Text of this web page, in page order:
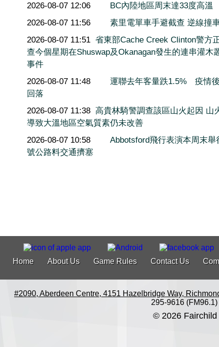
2026-08-07 12:06
BC內陸地區周末達33度高溫
2026-08-07 11:56
素里電單車手避截查 逆線撞
2026-08-07 11:51 省東部Cache Creek Clinton警方
查今個星期在Shuswap及Okanagan發生的連串灌木
事件
2026-08-07 11:48
運聯去年客量跌1.5% 疫情
回落
2026-08-07 11:38 高貴林騎警調查該區山火起因 山
導致大溫地區空氣質素仍未改善
2026-08-07 10:58
Abbotsford飛行表演本周末
號公路料交通擠塞
Home About Us Game Rules Contact Us
#2090, Aberdeen Centre, 4151 Hazelbridge Way,
295-9616 (FM96.1)
© 2026 Fairchild